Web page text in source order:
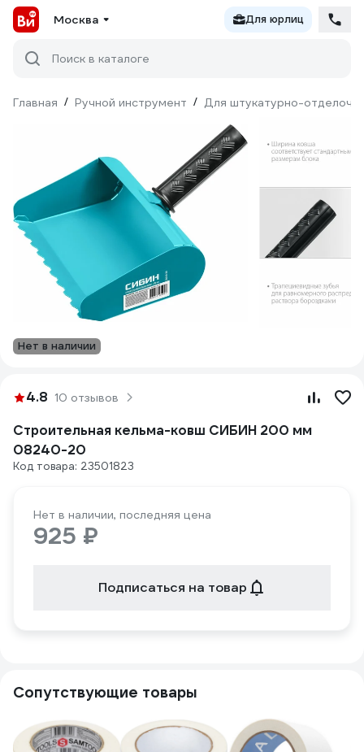
Москва Для юрлиц
Поиск в каталоге
Главная / Ручной инструмент / Для штукатурно-
Нет в наличии
4.8 10 отзывов
Строительная кельма-ковш СИБИН 200 мм
08240-20
Код товара: 23501823
Нет в наличии, последняя цена
925 ₽
Подписаться на товар
Сопутствующие товары